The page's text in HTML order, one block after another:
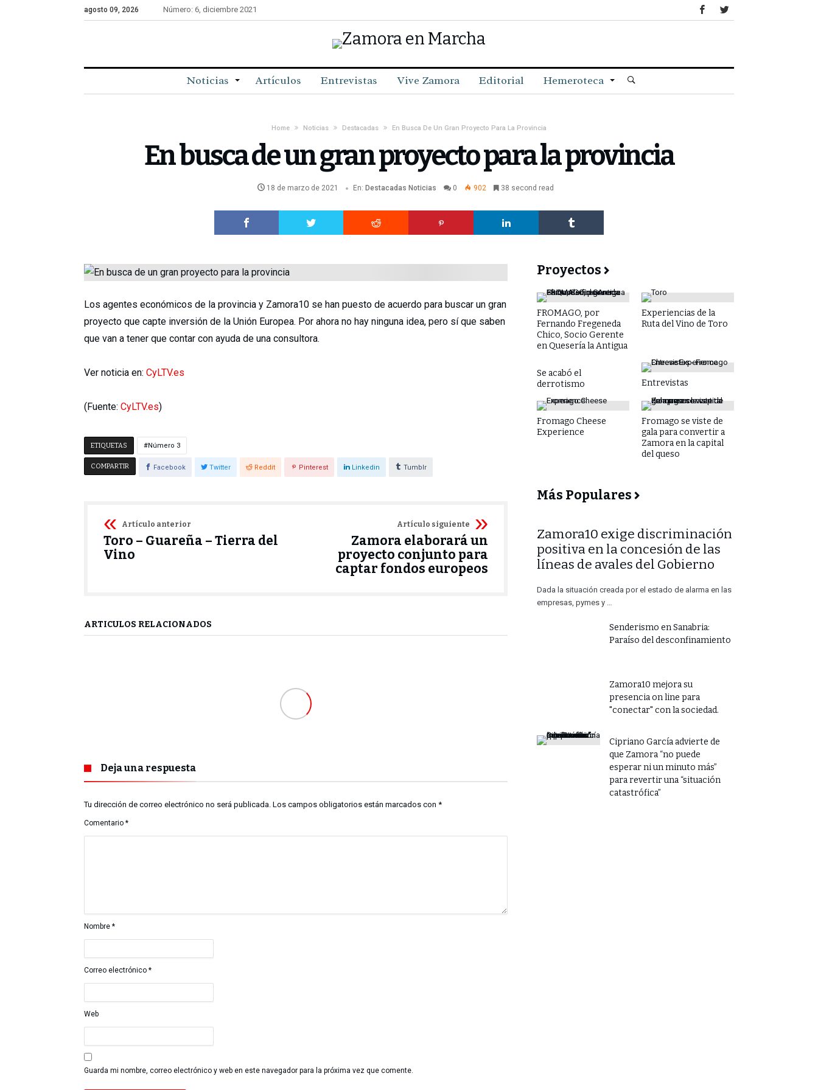
agosto 09, 2026 Número: 6, diciembre 2021
Noticias Artículos Entrevistas Vive Zamora Editorial Hemeroteca
Home Noticias Destacadas En Busca De Un Gran Proyecto Para La Provincia
En busca de un gran proyecto para la provincia
18 de marzo de 2021 En: Destacadas Noticias 0 902 38 second read
Los agentes económicos de la provincia y Zamora10 se han puesto de acuerdo para buscar un gran
proyecto que capte inversión de la Unión Europea. Por ahora no hay ninguna idea, pero sí que saben
que van a tener que contar con ayuda de una consultora.
Ver noticia en: CyLTV.es
(Fuente: CyLTV.es)
ETIQUETAS Número 3
COMPARTIR Facebook Twitter Reddit Pinterest Linkedin Tumblr
Artículo anterior
Toro – Guareña – Tierra del
Vino
Artículo siguiente
Zamora elaborará un
proyecto conjunto para
captar fondos europeos
ARTÍCULOS RELACIONADOS
Deja una respuesta
Tu dirección de correo electrónico no será publicada. Los campos obligatorios están marcados con *
Comentario *
Nombre *
Correo electrónico *
Web
Guarda mi nombre, correo electrónico y web en este navegador para la próxima vez que comente.
Proyectos
FROMAGO, por
Fernando Fregeneda
Chico, Socio Gerente
en Quesería la Antigua
Experiencias de la
Ruta del Vino de Toro
Se acabó el
derrotismo
Entrevistas
Fromago Cheese
Experience
Fromago se viste de
gala para convertir a
Zamora en la capital
del queso
Más Populares
​Zamora10 exige discriminación
positiva en la concesión de las
líneas de avales del Gobierno
Dada la situación creada por el estado de alarma en las
empresas, pymes y …
Senderismo en Sanabria:
Paraíso del desconfinamiento
Zamora10 mejora su
presencia on line para
"conectar" con la sociedad.
​Cipriano García advierte de
que Zamora “no puede
esperar ni un minuto más”
para revertir una “situación
catastrófica”